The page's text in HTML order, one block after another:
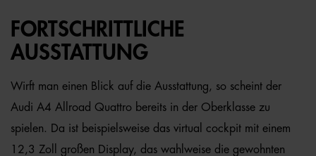
FORTSCHRITTLICHE
AUSSTATTUNG
Wirft man einen Blick auf die Ausstattung, so scheint der
Audi A4 Allroad Quattro bereits in der Oberklasse zu
spielen. Da ist beispielsweise das virtual cockpit mit einem
12,3 Zoll großen Display, das wahlweise die gewohnten